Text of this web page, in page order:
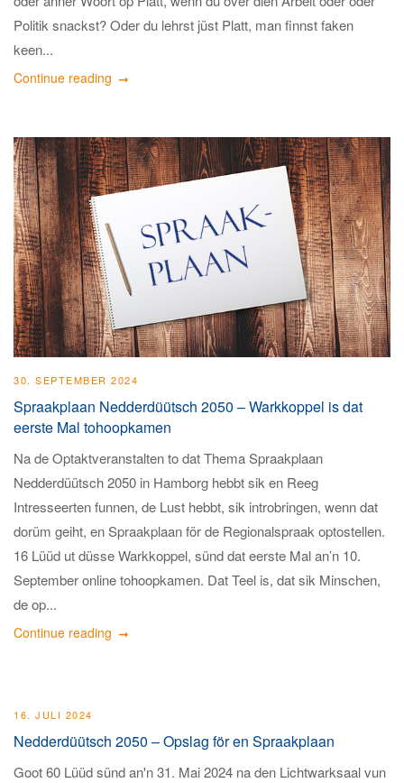
Politik snackst? Oder du lehrst jüst Platt, man finnst faken
keen...
Continue reading
30. SEPTEMBER 2024
Spraakplaan Nedderdüütsch 2050 – Warkkoppel is dat
eerste Mal tohoopkamen
Na de Optaktveranstalten to dat Thema Spraakplaan
Nedderdüütsch 2050 in Hamborg hebbt sik en Reeg
Intresseerten funnen, de Lust hebbt, sik introbringen, wenn dat
dorüm geiht, en Spraakplaan för de Regionalspraak optostellen.
16 Lüüd ut düsse Warkkoppel, sünd dat eerste Mal an’n 10.
September online tohoopkamen. Dat Teel is, dat sik Minschen,
de op...
Continue reading
16. JULI 2024
Nedderdüütsch 2050 – Opslag för en Spraakplaan
Goot 60 Lüüd sünd an'n 31. Mai 2024 na den Lichtwarksaal vun